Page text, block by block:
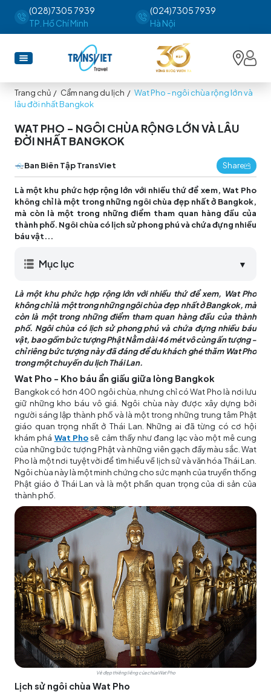
(028)7305 7939
TP. Hồ Chí Minh
(024)7305 7939
Hà Nội
Trang chủ / Cẩm nang du lịch / Wat Pho - ngôi chùa rộng lớn và
lâu đời nhất Bangkok
WAT PHO - NGÔI CHÙA RỘNG LỚN VÀ LÂU
ĐỜI NHẤT BANGKOK
Ban Biên Tập TransViet Share
Là một khu phức hợp rộng lớn với nhiều thứ để xem, Wat Pho
không chỉ là một trong những ngôi chùa đẹp nhất ở Bangkok,
mà còn là một trong những điểm tham quan hàng đầu của
thành phố. Ngôi chùa có lịch sử phong phú và chứa đựng nhiều
báu vật...
Mục lục ▼
Là một khu phức hợp rộng lớn với nhiều thứ để xem, Wat Pho
không chỉ là một trong những ngôi chùa đẹp nhất ở Bangkok, mà
còn là một trong những điểm tham quan hàng đầu của thành
phố. Ngôi chùa có lịch sử phong phú và chứa đựng nhiều báu
vật, bao gồm bức tượng Phật Nằm dài 46 mét vô cùng ấn tượng -
chỉ riêng bức tượng này đã đáng để du khách ghé thăm Wat Pho
trong một chuyến du lịch Thái Lan.
Wat Pho - Kho báu ẩn giấu giữa lòng Bangkok
Bangkok có hơn 400 ngôi chùa, nhưng chỉ có Wat Pho là nơi lưu
giữ những kho báu vô giá. Ngôi chùa này được xây dựng bởi
người sáng lập thành phố và là một trong những trung tâm Phật
giáo quan trọng nhất ở Thái Lan. Những ai đã từng có cơ hội
khám phá Wat Phosẽ cảm thấy như đang lạc vào một mê cung
của những bức tượng Phật và những viên gạch đầy màu sắc. Wat
Pho là một nơi tuyệt vời để tìm hiểu về lịch sử và văn hóa Thái Lan.
Ngôi chùa này là một minh chứng cho sức mạnh của truyền thống
Phật giáo ở Thái Lan và là một phần quan trọng của di sản của
thành phố.
Vẻ đẹp thiêng liêng của chùa Wat Pho
Lịch sử ngôi chùa Wat Pho